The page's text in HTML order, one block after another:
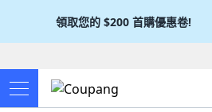
領取您的 $200 首購優惠卷!